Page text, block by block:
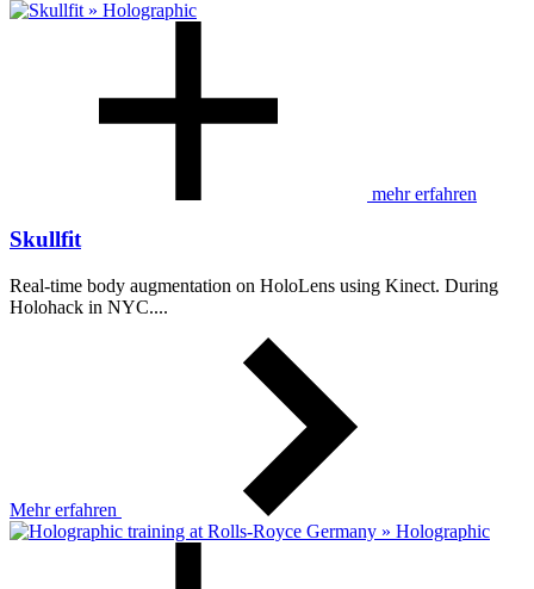
mehr erfahren
Skullfit
Real-time body augmentation on HoloLens using Kinect. During
Holohack in NYC....
Mehr erfahren